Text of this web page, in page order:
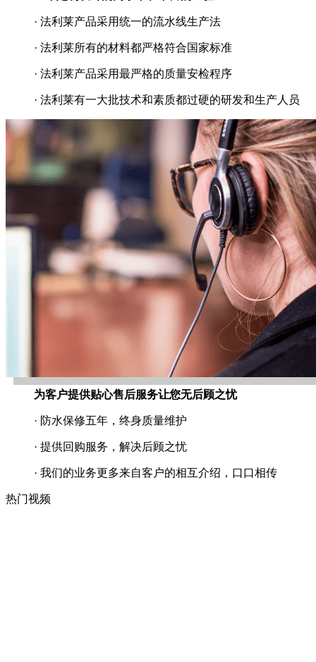
· 法利莱产品采用统一的流水线生产法
· 法利莱所有的材料都严格符合国家标准
· 法利莱产品采用最严格的质量安检程序
· 法利莱有一大批技术和素质都过硬的研发和生产人员
为客户提供贴心售后服务让您无后顾之忧
· 防水保修五年，终身质量维护
· 提供回购服务，解决后顾之忧
· 我们的业务更多来自客户的相互介绍，口口相传
热门视频